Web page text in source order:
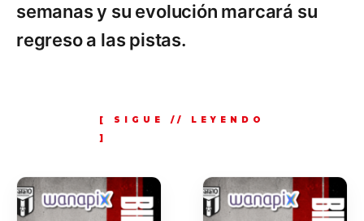
semanas y su evolución marcará su
regreso a las pistas.